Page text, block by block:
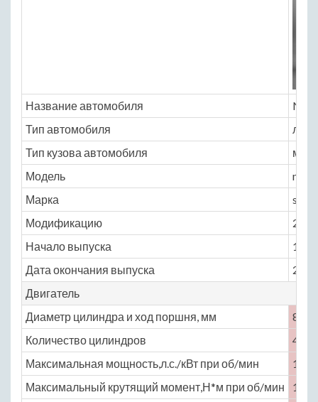
Название автомобиля
Тип автомобиля
Тип кузова автомобиля
Модель
Марка
Модификацию
2.4
Начало выпуска
1991
Дата окончания выпуска
2000
Двигатель
Диаметр цилиндра и ход поршня, мм
89 ×
Количество цилиндров
4
Максимальная мощность,л.с./кВт при об/мин
105
Максимальный крутящий момент,Н*м при об/мин
186